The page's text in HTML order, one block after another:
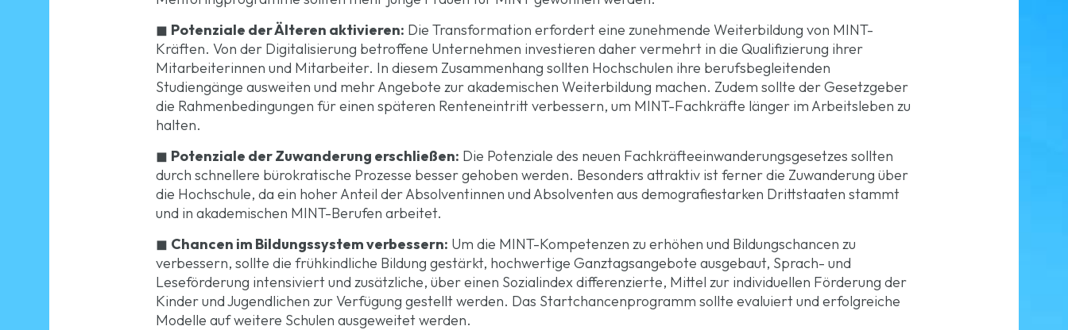
◼ Potenziale der Älteren aktivieren: Die Transformation erfordert eine zunehmende Weiterbildung von MINT-
Kräften. Von der Digitalisierung betroffene Unternehmen investieren daher vermehrt in die Qualifizierung ihrer
Mitarbeiterinnen und Mitarbeiter. In diesem Zusammenhang sollten Hochschulen ihre berufsbegleitenden
Studiengänge ausweiten und mehr Angebote zur akademischen Weiterbildung machen. Zudem sollte der Gesetzgeber
die Rahmenbedingungen für einen späteren Renteneintritt verbessern, um MINT-Fachkräfte länger im Arbeitsleben zu
halten.
◼ Potenziale der Zuwanderung erschließen: Die Potenziale des neuen Fachkräfteeinwanderungsgesetzes sollten
durch schnellere bürokratische Prozesse besser gehoben werden. Besonders attraktiv ist ferner die Zuwanderung über
die Hochschule, da ein hoher Anteil der Absolventinnen und Absolventen aus demografiestarken Drittstaaten stammt
und in akademischen MINT-Berufen arbeitet.
◼ Chancen im Bildungssystem verbessern: Um die MINT-Kompetenzen zu erhöhen und Bildungschancen zu
verbessern, sollte die frühkindliche Bildung gestärkt, hochwertige Ganztagsangebote ausgebaut, Sprach- und
Leseförderung intensiviert und zusätzliche, über einen Sozialindex differenzierte, Mittel zur individuellen Förderung der
Kinder und Jugendlichen zur Verfügung gestellt werden. Das Startchancenprogramm sollte evaluiert und erfolgreiche
Modelle auf weitere Schulen ausgeweitet werden.